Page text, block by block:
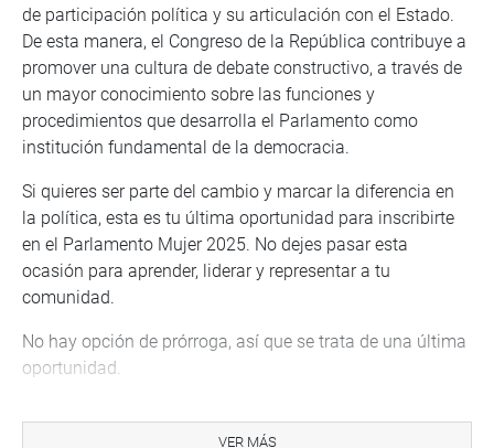
de participación política y su articulación con el Estado.
De esta manera, el Congreso de la República contribuye a
promover una cultura de debate constructivo, a través de
un mayor conocimiento sobre las funciones y
procedimientos que desarrolla el Parlamento como
institución fundamental de la democracia.
Si quieres ser parte del cambio y marcar la diferencia en
la política, esta es tu última oportunidad para inscribirte
en el Parlamento Mujer 2025. No dejes pasar esta
ocasión para aprender, liderar y representar a tu
comunidad.
No hay opción de prórroga, así que se trata de una última
oportunidad.
https://www.congreso.gob.pe/participacion/parlamento-
VER MÁS